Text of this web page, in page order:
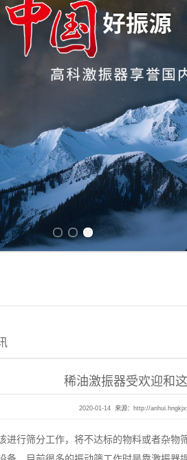
稀油激振器受欢迎和
2020-01-14 来源： http://
进行筛分工作，将不达标的物料或者杂